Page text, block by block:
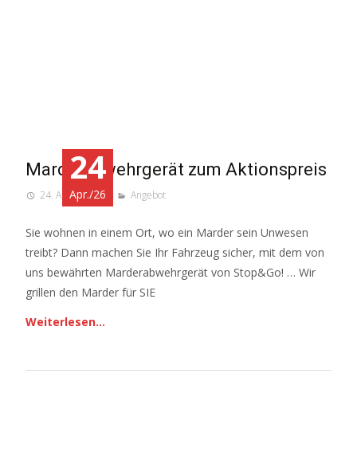
24
Apr./26
Marderabwehrgerät zum Aktionspreis
24. April 2026 Angebot
Sie wohnen in einem Ort, wo ein Marder sein Unwesen
treibt? Dann machen Sie Ihr Fahrzeug sicher, mit dem von
uns bewährten Marderabwehrgerät von Stop&Go! … Wir
grillen den Marder für SIE
Weiterlesen…